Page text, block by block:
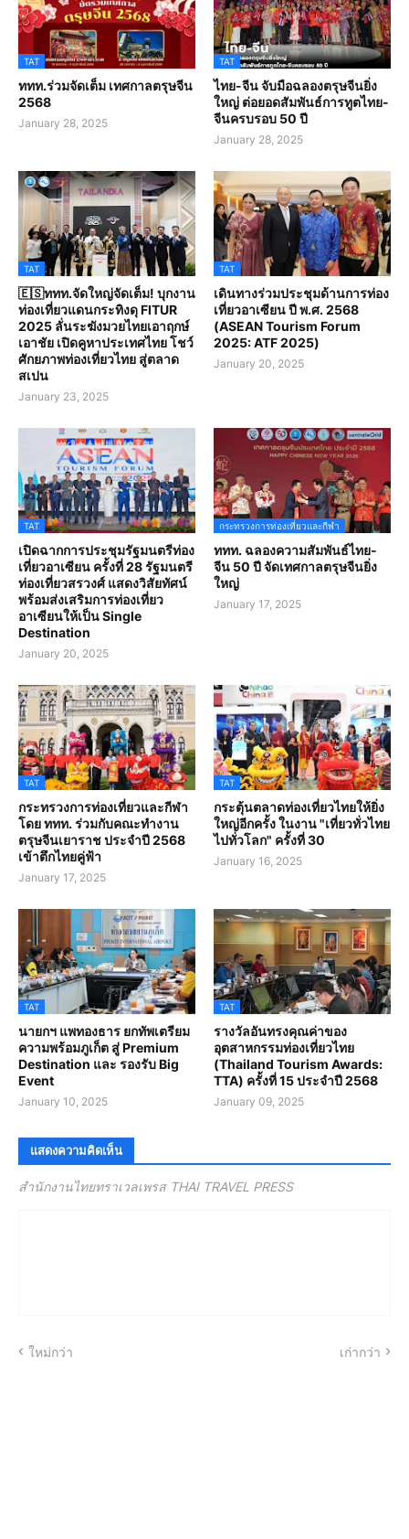
TAT
ททท.ร่วมจัดเต็ม เทศกาลตรุษจีน
2568
January 28, 2025
TAT
ไทย-จีน จับมือฉลองตรุษจีนยิ่ง
ใหญ่ ต่อยอดสัมพันธ์การทูตไทย-
จีนครบรอบ 50 ปี
January 28, 2025
TAT
🇪🇸ททท.จัดใหญ่จัดเต็ม! บุกงาน
ท่องเที่ยวแดนกระทิงดุ FITUR
2025 ลั่นระฆังมวยไทยเอาฤกษ์
เอาชัย เปิดคูหาประเทศไทย โชว์
ศักยภาพท่องเที่ยวไทย สู่ตลาด
สเปน
January 23, 2025
TAT
เดินทางร่วมประชุมด้านการท่อง
เที่ยวอาเซียน ปี พ.ศ. 2568
(ASEAN Tourism Forum
2025: ATF 2025)
January 20, 2025
TAT
เปิดฉากการประชุมรัฐมนตรีท่อง
เที่ยวอาเซียน ครั้งที่ 28 รัฐมนตรี
ท่องเที่ยวสรวงศ์ แสดงวิสัยทัศน์
พร้อมส่งเสริมการท่องเที่ยว
อาเซียนให้เป็น Single
Destination
January 20, 2025
กระทรวงการท่องเที่ยวและกีฬา
ททท. ฉลองความสัมพันธ์ไทย-
จีน 50 ปี จัดเทศกาลตรุษจีนยิ่ง
ใหญ่
January 17, 2025
TAT
กระทรวงการท่องเที่ยวและกีฬา
โดย ททท. ร่วมกับคณะทำงาน
ตรุษจีนเยาราช ประจำปี 2568
เข้าตึกไทยคู่ฟ้า
January 17, 2025
TAT
กระตุ้นตลาดท่องเที่ยวไทยให้ยิ่ง
ใหญ่อีกครั้ง ในงาน "เที่ยวทั่วไทย
ไปทั่วโลก" ครั้งที่ 30
January 16, 2025
TAT
นายกฯ แพทองธาร ยกทัพเตรียม
ความพร้อมภูเก็ต สู่ Premium
Destination และ รองรับ Big
Event
January 10, 2025
TAT
รางวัลอันทรงคุณค่าของ
อุตสาหกรรมท่องเที่ยวไทย
(Thailand Tourism Awards:
TTA) ครั้งที่ 15 ประจำปี 2568
January 09, 2025
แสดงความคิดเห็น
สำนักงานไทยทราเวลเพรส THAI TRAVEL PRESS
ใหม่กว่า เก่ากว่า